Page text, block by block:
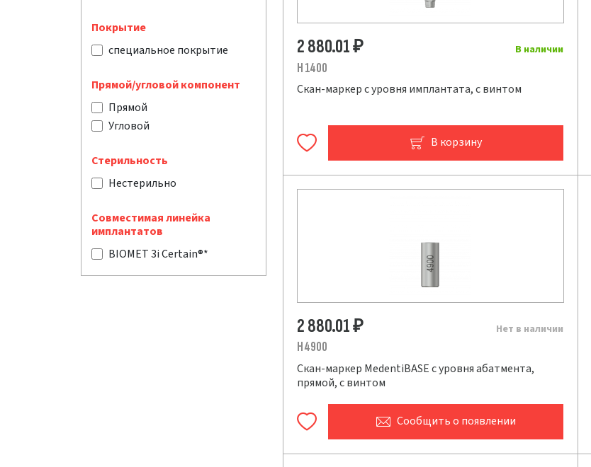
Покрытие
специальное покрытие
Прямой/угловой компонент
Прямой
Угловой
Стерильность
Нестерильно
Совместимая линейка
имплантатов
BIOMET 3i Certain®*
В наличии
2 880.01₽
H 1400
Скан-маркер с уровня имплантата, с винтом
В корзину
Нет в наличии
2 880.01₽
H 4900
Скан-маркер MedentiBASE с уровня абатмента,
прямой, с винтом
Сообщитьо появлении